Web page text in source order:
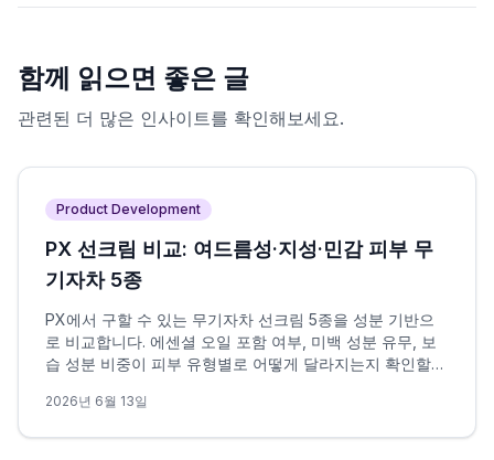
함께 읽으면 좋은 글
관련된 더 많은 인사이트를 확인해보세요.
Product Development
PX 선크림 비교: 여드름성·지성·민감 피부 무
기자차 5종
PX에서 구할 수 있는 무기자차 선크림 5종을 성분 기반으
로 비교합니다. 에센셜 오일 포함 여부, 미백 성분 유무, 보
습 성분 비중이 피부 유형별로 어떻게 달라지는지 확인할
2026년 6월 13일